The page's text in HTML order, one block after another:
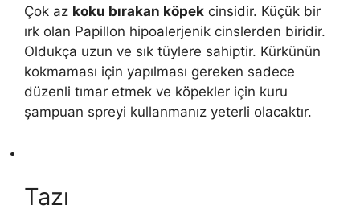
Çok az koku bırakan köpek cinsidir. Küçük bir
ırk olan Papillon hipoalerjenik cinslerden biridir.
Oldukça uzun ve sık tüylere sahiptir. Kürkünün
kokmaması için yapılması gereken sadece
düzenli tımar etmek ve köpekler için kuru
şampuan spreyi kullanmanız yeterli olacaktır.
Tazı